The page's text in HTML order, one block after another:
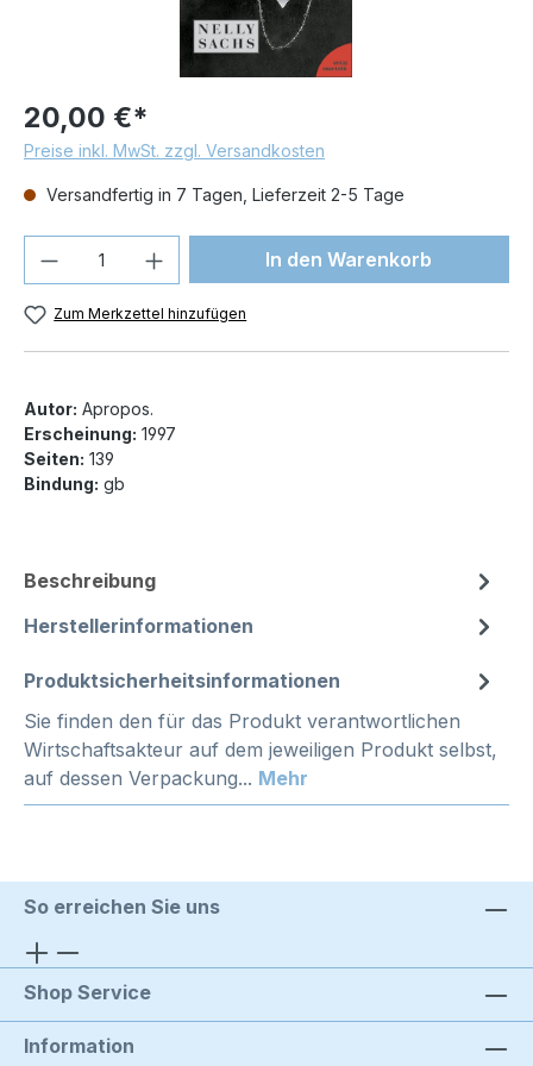
20,00 €*
Preise inkl. MwSt. zzgl. Versandkosten
Versandfertig in 7 Tagen, Lieferzeit 2-5 Tage
Produkt Anzahl: Gib denIn den Warenkorb
Zum Merkzettel hinzufügen
Autor: Apropos.
Erscheinung: 1997
Seiten: 139
Bindung: gb
Beschreibung
Herstellerinformationen
Produktsicherheitsinformationen
Sie finden den für das Produkt verantwortlichen
Wirtschaftsakteur auf dem jeweiligen Produkt selbst,
auf dessen Verpackung... Mehr
So erreichen Sie uns
Shop Service
Information